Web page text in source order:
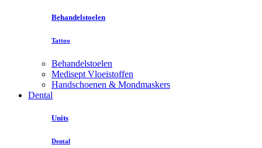
Behandelstoelen
Tattoo
Behandelstoelen
Medisept Vloeistoffen
Handschoenen & Mondmaskers
Dental
Units
Dental